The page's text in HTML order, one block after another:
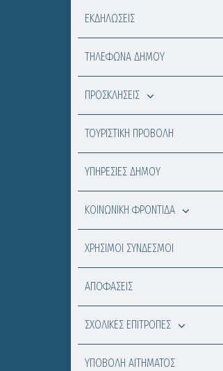
ΕΚΔΗΛΩΣΕΙΣ
ΤΗΛΕΦΩΝΑ ΔΗΜΟΥ
ΠΡΟΣΚΛΗΣΕΙΣ
ΤΟΥΡΙΣΤΙΚΗ ΠΡΟΒΟΛΗ
ΥΠΗΡΕΣΙΕΣ ΔΗΜΟΥ
ΚΟΙΝΩΝΙΚΗ ΦΡΟΝΤΙΔΑ
ΧΡΗΣΙΜΟΙ ΣΥΝΔΕΣΜΟΙ
ΑΠΟΦΑΣΕΙΣ
ΣΧΟΛΙΚΕΣ ΕΠΙΤΡΟΠΕΣ
ΥΠΟΒΟΛΗ ΑΙΤΗΜΑΤΟΣ